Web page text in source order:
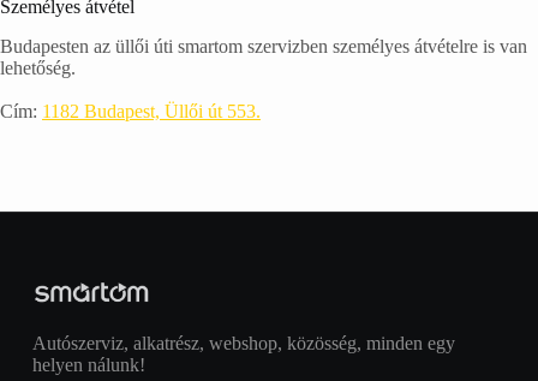
Személyes átvétel
Budapesten az üllői úti smartom szervizben személyes átvételre is van
lehetőség.
Cím: 1182 Budapest, Üllői út 553.
Autószerviz, alkatrész, webshop, közösség, minden egy
helyen nálunk!